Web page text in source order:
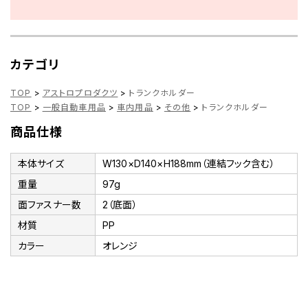
カテゴリ
TOP > アストロプロダクツ > トランクホルダー
TOP > 一般自動車用品 > 車内用品 > その他 > トランクホルダー
商品仕様
本体サイズ
W130×D140×H188mm（連結フック含む）
重量
97g
面ファスナー数
2（底面）
材質
PP
カラー
オレンジ